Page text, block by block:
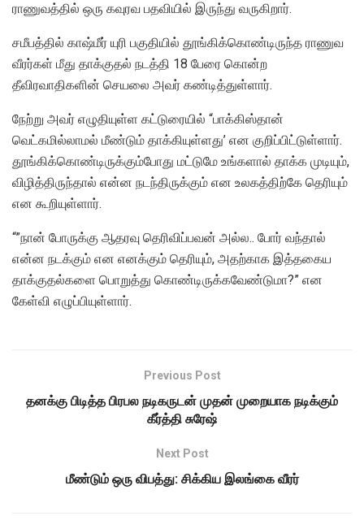
ராணுவத்தில் ஒரு கவுரவ பதவியில் இருந்து வருகிறார்.
சமீபத்தில் காஷ்மீர் யுரி பகுதியில் தூங்கிக்கொண்டிருந்த ராணுவ
வீரர்கள் மீது தாக்குதல் நடத்தி 18 பேரை கொன்ற
தீவிரவாதிகளின் செயலை அவர் கண்டித்துள்ளார்.
நேற்று அவர் எழுதியுள்ள கட்டுரையில் “பாக்கிஸ்தான்
வெட்கமில்லாமல் மீண்டும் தாக்கியுள்ளது’ என குறிப்பிட்டுள்ளார்.
தூங்கிக்கொண்டிருக்கும்போது மட்டுமே உங்களால் தாக்க முடியும்,
விழித்திருந்தால் என்ன நடந்திருக்கும் என உலகத்திற்கே தெரியும்
என கூறியுள்ளார்.
“”நான் போருக்கு ஆதரவு தெரிவிப்பவன் அல்ல.. போர் வந்தால்
என்ன நடக்கும் என எனக்கும் தெரியும், அதற்காக இத்தகைய
தாக்குதல்களை பொறுத்து கொண்டிருக்கவேண்டுமா?” என
கேள்வி எழுப்பியுள்ளார்.
Previous Post
தனக்கு பிடித்த பிரபல நடிகருடன் முதன் முறையாக நடிக்கும்
கீர்த்தி சுரேஷ்
Next Post
மீண்டும் ஒரு விபத்து: சிக்கிய இலங்கை வீரர்